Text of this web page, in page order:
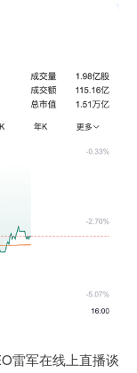
雷军在线上直播谈